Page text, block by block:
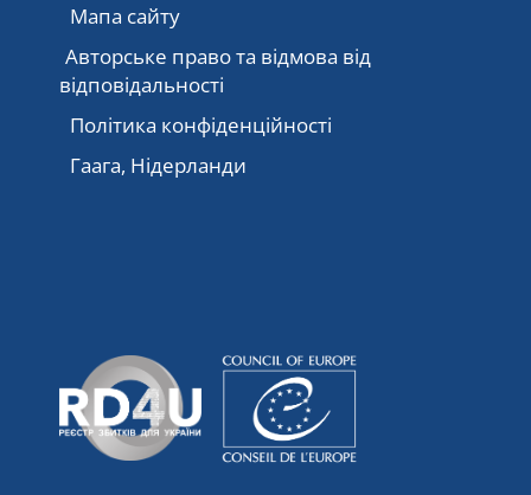
Мапа сайту
Авторське право та відмова від
відповідальності
Політика конфіденційності
Гаага, Нідерланди